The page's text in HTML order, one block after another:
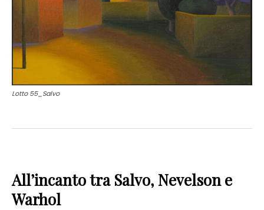
Lotto 55_Salvo
All’incanto tra Salvo, Nevelson e
Warhol